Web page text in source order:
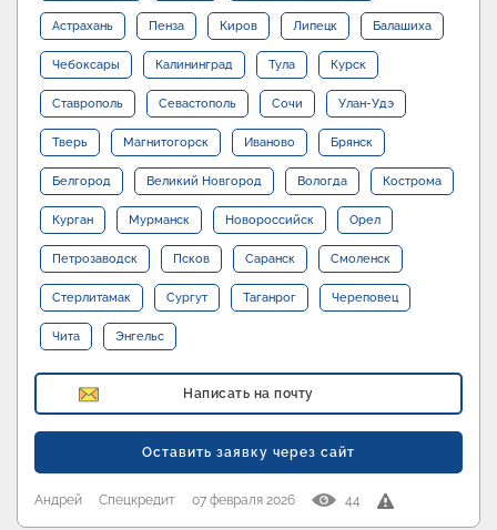
Астрахань Пенза Киров Липецк Балашиха
Чебоксары Калининград Тула Курск
Ставрополь Севастополь Сочи Улан-Удэ
Тверь Магнитогорск Иваново Брянск
Белгород Великий Новгород Вологда Кострома
Курган Мурманск Новороссийск Орел
Петрозаводск Псков Саранск Смоленск
Стерлитамак Сургут Таганрог Череповец
Чита Энгельс
Написать на почту
Оставить заявку через сайт
Андрей Спецкредит 07 февраля 2026 44